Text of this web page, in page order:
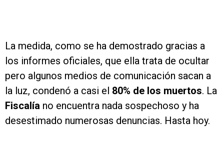
La medida, como se ha demostrado gracias a
los informes oficiales, que ella trata de ocultar
pero algunos medios de comunicación sacan a
la luz, condenó a casi el 80% de los muertos. La
Fiscalía no encuentra nada sospechoso y ha
desestimado numerosas denuncias. Hasta hoy.